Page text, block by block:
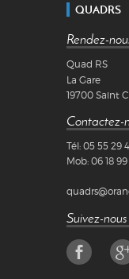
QUADRS
Rendez-
Quad RS
La Gare
19700 Saint
Contactez-
Tél: 05 55 29
Mob: 06 18
Suivez-nous